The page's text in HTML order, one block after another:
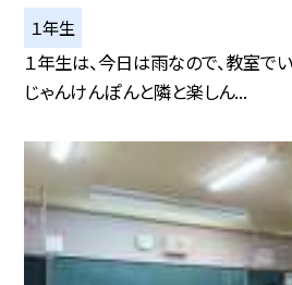
１年生
１年生は、今日は雨なので、教室で
じゃんけんぽんと隣と楽しん...